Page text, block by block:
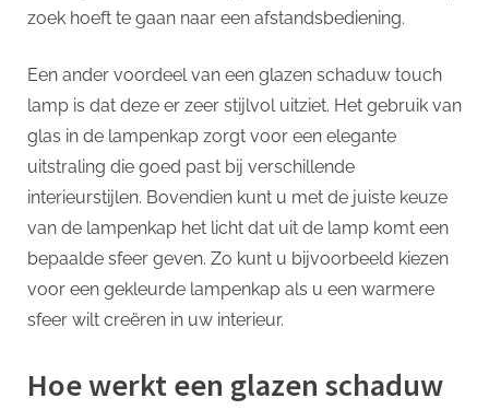
zoek hoeft te gaan naar een afstandsbediening.
Een ander voordeel van een glazen schaduw touch
lamp is dat deze er zeer stijlvol uitziet. Het gebruik van
glas in de lampenkap zorgt voor een elegante
uitstraling die goed past bij verschillende
interieurstijlen. Bovendien kunt u met de juiste keuze
van de lampenkap het licht dat uit de lamp komt een
bepaalde sfeer geven. Zo kunt u bijvoorbeeld kiezen
voor een gekleurde lampenkap als u een warmere
sfeer wilt creëren in uw interieur.
Hoe werkt een glazen schaduw